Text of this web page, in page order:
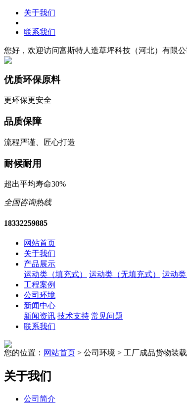
关于我们
联系我们
您好，欢迎访问富斯特人造草坪科技（河北）有限
优质环保原料
更环保更安全
品质保障
流程严谨、匠心打造
耐候耐用
超出平均寿命30%
全国咨询热线
18332259885
网站首页
关于我们
产品展示
运动类（填充式）
运动类（无填充式） 运动类
工程案例
公司环境
新闻中心
新闻资讯 技术支持 常见问题
联系我们
您的位置： 网站首页 > 公司环境 > 工厂成品货物装载
关于我们
公司简介